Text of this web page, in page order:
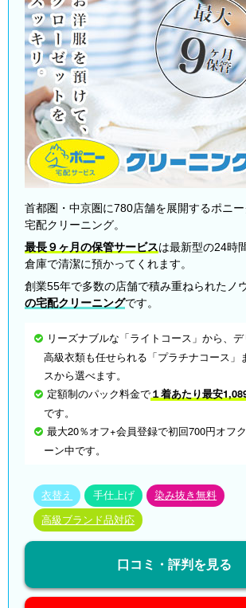
首都圏・中京圏に780店舗を展開するポニ
宅配クリーニング。
最長９ヶ月の保管サービスは最新型の24時
倉庫で清潔に預かってくれます。
創業55年で多数の店舗で積み重ねられたノ
の宅配クリーニングです。
リーズナブルな「ライトコース」から、デ
高級衣類も任せられる「プラチナコース」
スから選べます。
定額制のパック料金で１着あたり最安
です。
最大20％オフ+会員登録で初回700円オフ
ーン中です。
衣替え 手仕上げ 染み抜き無料
高級ブランド品対応
口コミ・評判を見る